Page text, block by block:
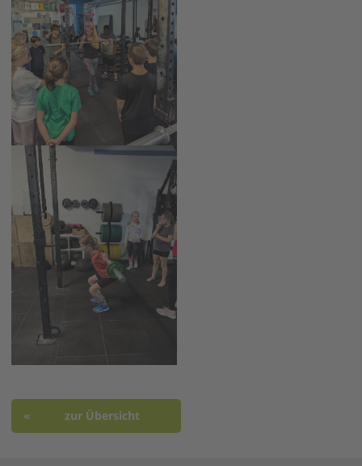
zur Übersicht